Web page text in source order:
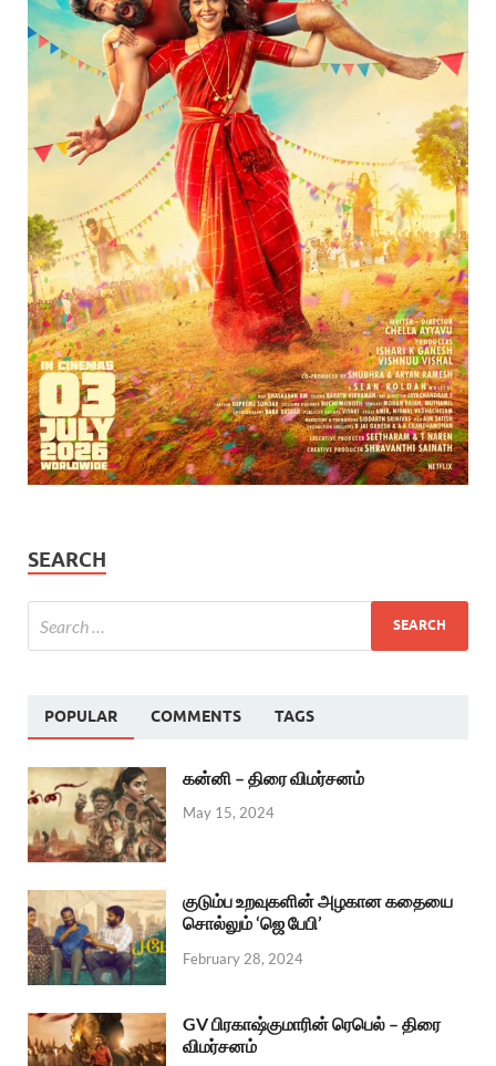
SEARCH
POPULAR COMMENTS TAGS
கன்னி – திரை விமர்சனம்
May 15, 2024
குடும்ப உறவுகளின் அழகான கதையை
சொல்லும் ‘ஜெ பேபி’
February 28, 2024
GV பிரகாஷ்குமாரின் ரெபெல் – திரை
விமர்சனம்